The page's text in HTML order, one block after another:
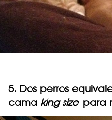
5. Dos perros
cama king size para